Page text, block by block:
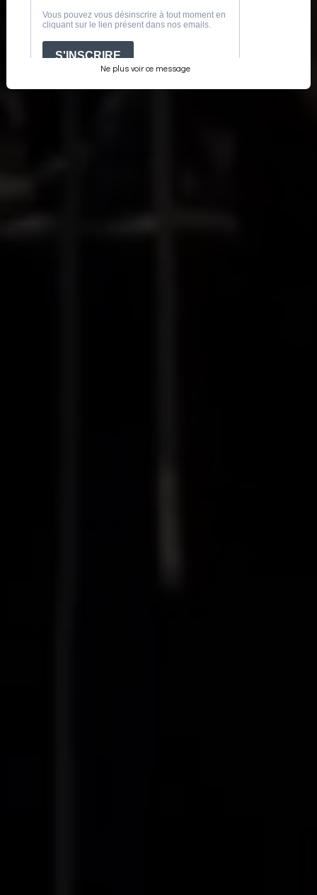
Ne plus voir ce message
NOS FORMATIONS